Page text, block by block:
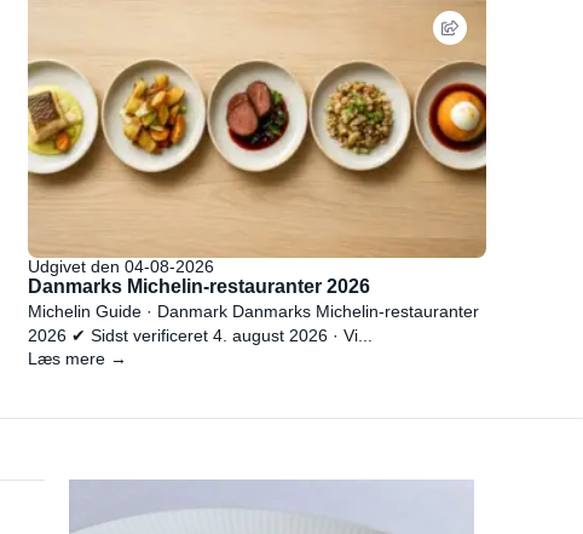
Udgivet den 04-08-2026
Danmarks Michelin-restauranter 2026
Michelin Guide · Danmark Danmarks Michelin-restauranter
2026 ✔ Sidst verificeret 4. august 2026 · Vi...
Læs mere →